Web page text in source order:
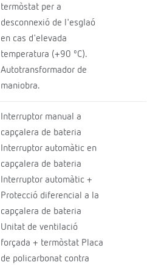
termòstat per a
desconnexió de l'esglaó
en cas d'elevada
temperatura (+90 ºC).
Autotransformador de
maniobra.
Interruptor manual a
capçalera de bateria
Interruptor automàtic en
capçalera de bateria
Interruptor automàtic +
Protecció diferencial a la
capçalera de bateria
Unitat de ventilació
forçada + termòstat Placa
de policarbonat contra